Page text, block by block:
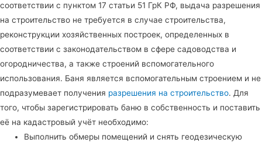
соответствии с пунктом 17 статьи 51 ГрК РФ, выдача разрешения
на строительство не требуется в случае строительства,
реконструкции хозяйственных построек, определенных в
соответствии с законодательством в сфере садоводства и
огородничества, а также строений вспомогательного
использования. Баня является вспомогательным строением и не
подразумевает получения разрешения на строительство. Для
того, чтобы зарегистрировать баню в собственность и поставить
её на кадастровый учёт необходимо:
Выполнить обмеры помещений и снять геодезическую